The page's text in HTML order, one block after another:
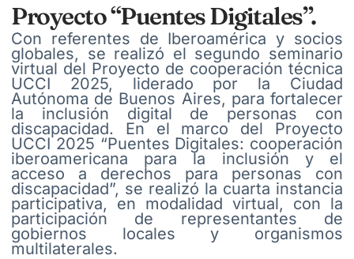
Proyecto “Puentes Digitales”.
Con referentes de Iberoamérica y socios
globales, se realizó el segundo seminario
virtual del Proyecto de cooperación técnica
UCCI 2025, liderado por la Ciudad
Autónoma de Buenos Aires, para fortalecer
la inclusión digital de personas con
discapacidad. En el marco del Proyecto
UCCI 2025 “Puentes Digitales: cooperación
iberoamericana para la inclusión y el
acceso a derechos para personas con
discapacidad”, se realizó la cuarta instancia
participativa, en modalidad virtual, con la
participación de representantes de
gobiernos locales y organismos
multilaterales.